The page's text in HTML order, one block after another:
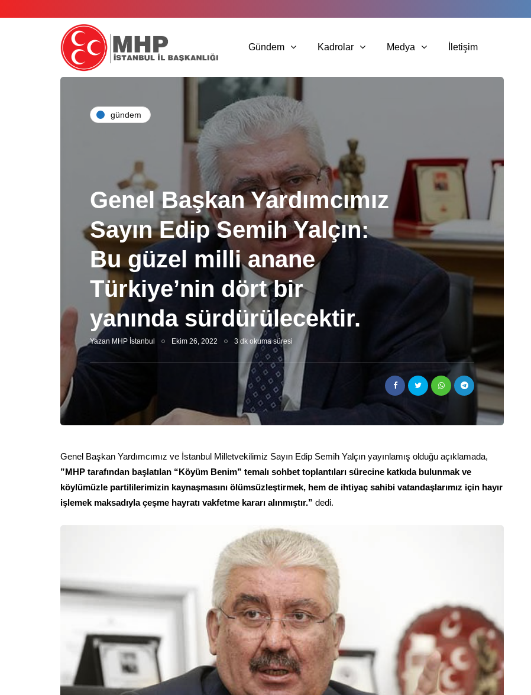
Gündem Kadrolar Medya İletişim
gündem
Genel Başkan Yardımcımız
Sayın Edip Semih Yalçın:
Bu güzel milli anane
Türkiye’nin dört bir
yanında sürdürülecektir.
Yazan MHP İstanbul Ekim 26, 2022 3 dk okuma süresi
Genel Başkan Yardımcımız ve İstanbul Milletvekilimiz Sayın Edip Semih Yalçın yayınlamış olduğu açıklamada,
”MHP tarafından başlatılan “Köyüm Benim” temalı sohbet toplantıları sürecine katkıda bulunmak ve
köylümüzle partililerimizin kaynaşmasını ölümsüzleştirmek, hem de ihtiyaç sahibi vatandaşlarımız için hayır
işlemek maksadıyla çeşme hayratı vakfetme kararı alınmıştır.” dedi.